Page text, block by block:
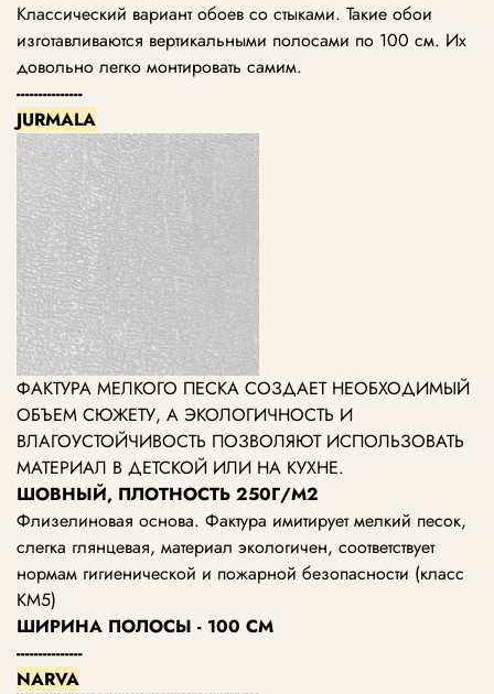
Классический вариант обоев со стыками. Такие обои
изготавливаются вертикальными полосами по 100 см. Их
довольно легко монтировать самим.
---------------
JURMALA
ФАКТУРА МЕЛКОГО ПЕСКА СОЗДАЕТ НЕОБХОДИМЫЙ
ОБЪЕМ СЮЖЕТУ, А ЭКОЛОГИЧНОСТЬ И
ВЛАГОУСТОЙЧИВОСТЬ ПОЗВОЛЯЮТ ИСПОЛЬЗОВАТЬ
МАТЕРИАЛ В ДЕТСКОЙ ИЛИ НА КУХНЕ.
ШОВНЫЙ, ПЛОТНОСТЬ 250Г/М2
Флизелиновая основа. Фактура имитирует мелкий песок,
слегка глянцевая, материал экологичен, соответствует
нормам гигиенической и пожарной безопасности (класс
КМ5)
ШИРИНА ПОЛОСЫ - 100 СМ
---------------
NARVA